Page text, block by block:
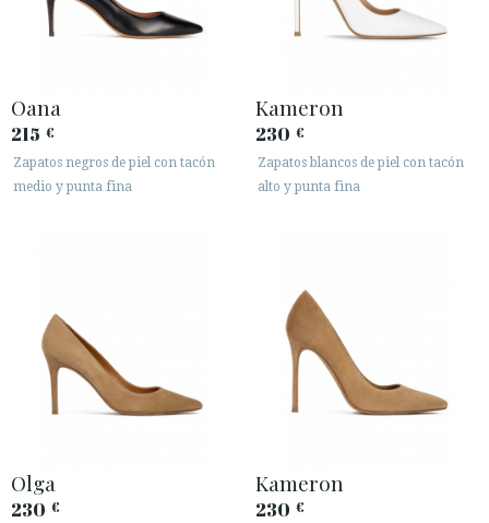
Oana
215 €
Zapatos negros de piel con tacón
medio y punta fina
Kameron
230 €
Zapatos blancos de piel con tacón
alto y punta fina
Olga
230 €
Kameron
230 €